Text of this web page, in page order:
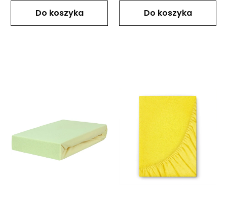
Do koszyka Do koszyka